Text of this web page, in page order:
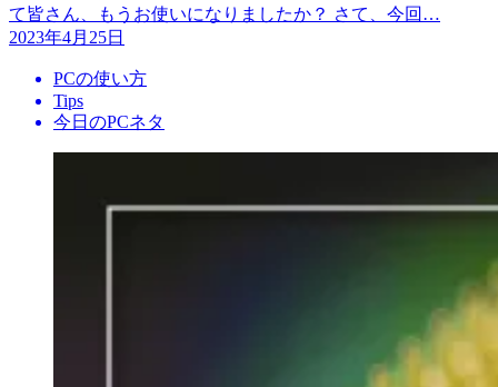
て皆さん、もうお使いになりましたか？ さて、今回…
2023年4月25日
PCの使い方
Tips
今日のPCネタ